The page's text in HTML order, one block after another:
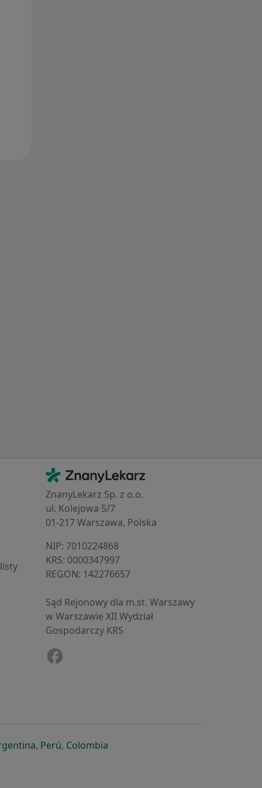
Kontakt
ZnanyLekarz - Strona główna
ZnanyLekarz Sp. z o.o.
ul. Kolejowa 5/7
01-217 Warszawa, Polska
NIP: ⁠7010224868
KRS: ⁠0000347997
REGON: ⁠142276657
Sąd Rejonowy dla m.st. Warszawy
w Warszawie XII Wydział
Gospodarczy KRS
karcie
w nowej karcie
się w nowej karcie
otwiera się w nowej karcie
, Perúotwiera się w nowej karcie
, Colombiaotwiera się w nowej karcie